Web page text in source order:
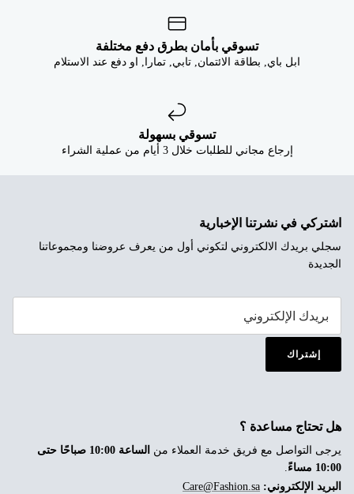
تسوقي بأمان بطرق دفع مختلفة
ابل باي, بطاقة الائتمان, تابي, تمارا, او دفع عند الاستلام
تسوقي بسهولة
إرجاع مجاني للطلبات خلال 3 أيام من عملية الشراء
اشتركي في نشرتنا الإخبارية
سجلي بريدك الالكتروني لتكوني أول من يعرف عروضنا ومجموعاتنا
الجديدة
إشتراك
هل تحتاج مساعدة ؟
يرجى التواصل مع فريق خدمة العملاء من
الساعة 10:00 صباحًا حتى
10:00 مساءً
البريد الإلكتروني: Care@Fashion.sa